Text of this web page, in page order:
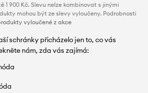
1 900 Kč. Slevu nelze kombinovat s jinými
mohou být ze slevy vyloučeny. Podrobnosti
vyloučené z akce
schránky přicházelo jen to, co vás
nám, zda vás zajímá: